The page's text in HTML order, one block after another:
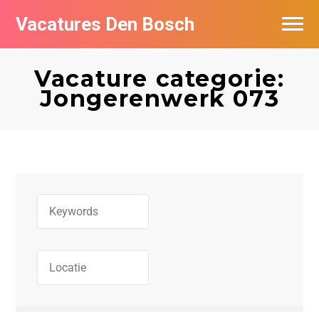
Vacatures Den Bosch
Vacature categorie:
Jongerenwerk 073
Vacatures per bedrijf in Den Bosch
De populairste vacatures in Den Bosch